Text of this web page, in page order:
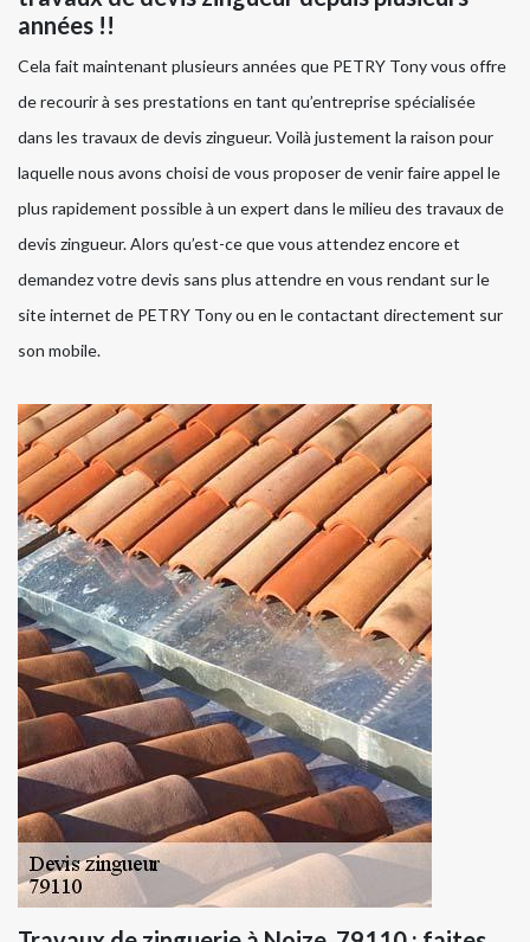
années !!
Cela fait maintenant plusieurs années que PETRY Tony vous offre
de recourir à ses prestations en tant qu’entreprise spécialisée
dans les travaux de devis zingueur. Voilà justement la raison pour
laquelle nous avons choisi de vous proposer de venir faire appel le
plus rapidement possible à un expert dans le milieu des travaux de
devis zingueur. Alors qu’est-ce que vous attendez encore et
demandez votre devis sans plus attendre en vous rendant sur le
site internet de PETRY Tony ou en le contactant directement sur
son mobile.